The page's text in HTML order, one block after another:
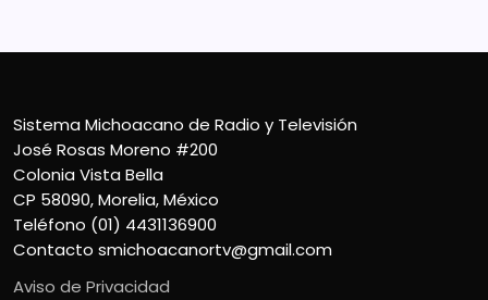
Sistema Michoacano de Radio y Televisión
José Rosas Moreno #200
Colonia Vista Bella
CP 58090, Morelia, México
Teléfono (01) 4431136900
Contacto smichoacanortv@gmail.com
Aviso de Privacidad